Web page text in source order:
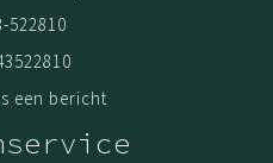
522810
een bericht